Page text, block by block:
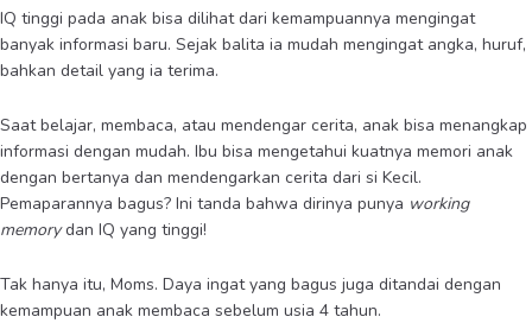
IQ tinggi pada anak bisa dilihat dari kemampuannya mengingat
banyak informasi baru. Sejak balita ia mudah mengingat angka, huruf,
bahkan detail yang ia terima.
Saat belajar, membaca, atau mendengar cerita, anak bisa menangkap
informasi dengan mudah. Ibu bisa mengetahui kuatnya memori anak
dengan bertanya dan mendengarkan cerita dari si Kecil.
Pemaparannya bagus? Ini tanda bahwa dirinya punya working
memorydan IQ yang tinggi!
Tak hanya itu, Moms. Daya ingat yang bagus juga ditandai dengan
kemampuan anak membaca sebelum usia 4 tahun.